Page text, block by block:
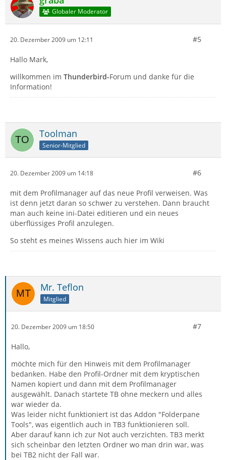
Globaler Moderator
20. Dezember 2009 um 12:11 #5
Hallo Mark,
willkommen im Thunderbird-Forum und danke für die
Information!
Toolman
Senior-Mitglied
20. Dezember 2009 um 14:18 #6
mit dem Profilmanager auf das neue Profil verweisen. Was
ist denn jetzt daran so schwer zu verstehen. Dann braucht
man auch keine ini-Datei editieren und ein neues
überflüssiges Profil anzulegen.
So steht es meines Wissens auch hier im Wiki
Mr. Teflon
Mitglied
20. Dezember 2009 um 18:50 #7
Hallo,
möchte mich für den Hinweis mit dem Profilmanager
bedanken. Habe den Profil-Ordner mit dem kryptischen
Namen kopiert und dann mit dem Profilmanager
ausgewählt. Danach startete TB ohne meckern und alles
war wieder da.
Was leider nicht funktioniert ist das Addon "Folderpane
Tools", was eigentlich auch in TB3 funktionieren soll.
Aber darauf kann ich zur Not auch verzichten. TB3 merkt
sich scheinbar den letzten Ordner wo man drin war, was
bei TB2 nicht der Fall war.